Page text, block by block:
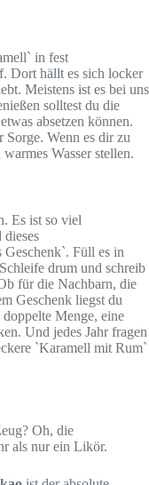
in fest
Dort hällt es sich locker
Meistens ist es bei uns
solltest du die
absetzen können.
Wenn es dir zu
Wasser stellen.
Es ist so viel
Geschenk`. Füll es in
drum und schreib
für die Nachbarn, die
Geschenk liegst du
Menge, eine
Und jedes Jahr fragen
`Karamell mit Rum`
Oh, die
als nur ein Likör.